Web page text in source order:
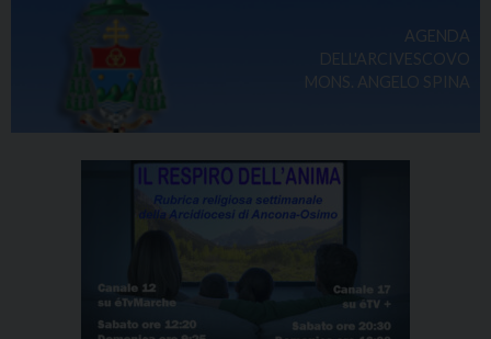
AGENDA
DELL'ARCIVESCOVO
MONS. ANGELO SPINA